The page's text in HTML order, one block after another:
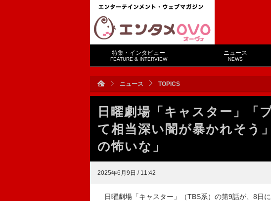
特集・インタビュー
FEATURE & INTERVIEW
ニュース
NEWS
ニュース TOPICS
日曜劇場「キャスター」「
て相当深い闇が暴かれそう
の怖いな」
2025年6月9日 / 11:42
日曜劇場「キャスター」（TBS系）の第9話が、8日に